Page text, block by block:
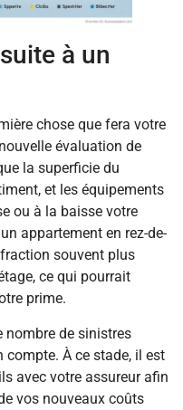
à un
chose que fera votre
évaluation de
la superficie du
et les équipements
ou à la baisse votre
appartement en rez-de-
souvent plus
ce qui pourrait
prime.
nombre de sinistres
À ce stade, il est
avec votre assureur afin
vos nouveaux coûts